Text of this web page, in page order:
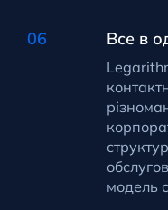
Все в
модель